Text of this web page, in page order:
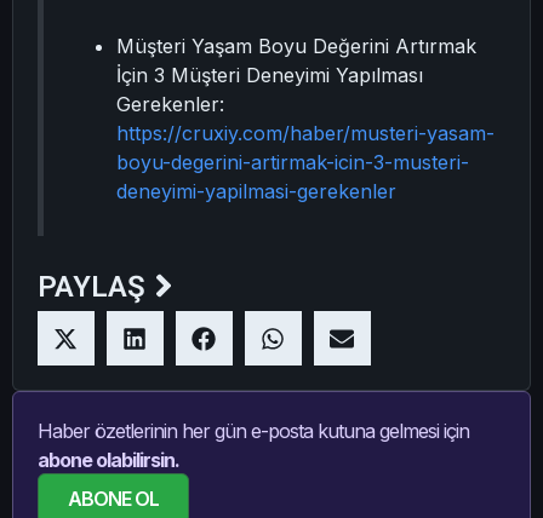
Müşteri Yaşam Boyu Değerini Artırmak
İçin 3 Müşteri Deneyimi Yapılması
Gerekenler:
https://cruxiy.com/haber/musteri-yasam-
boyu-degerini-artirmak-icin-3-musteri-
deneyimi-yapilmasi-gerekenler
PAYLAŞ
Haber özetlerinin her gün e-posta kutuna gelmesi için
abone olabilirsin.
ABONE OL